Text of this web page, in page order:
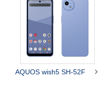
AQUOS wish5 SH-52F 